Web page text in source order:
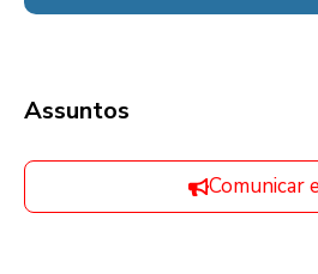
Assuntos
Comunicar